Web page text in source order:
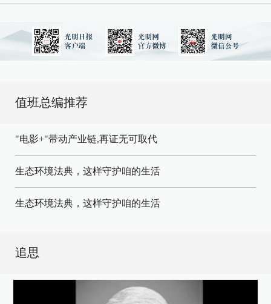
值班总编推荐
"电影+"带动产业链,再证无可取代
生态环境法典，这样守护咱的生活
生态环境法典，这样守护咱的生活
追思